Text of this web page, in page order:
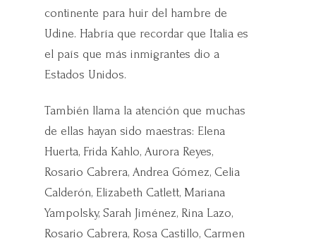
continente para huir del hambre de
Udine. Habría que recordar que Italia es
el país que más inmigrantes dio a
Estados Unidos.
También llama la atención que muchas
de ellas hayan sido maestras: Elena
Huerta, Frida Kahlo, Aurora Reyes,
Rosario Cabrera, Andrea Gómez, Celia
Calderón, Elizabeth Catlett, Mariana
Yampolsky, Sarah Jiménez, Rina Lazo,
Rosario Cabrera, Rosa Castillo, Carmen